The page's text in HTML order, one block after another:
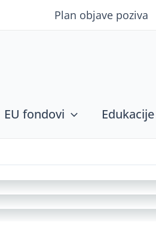
Plan objave poziva
EU fondovi Edukacije